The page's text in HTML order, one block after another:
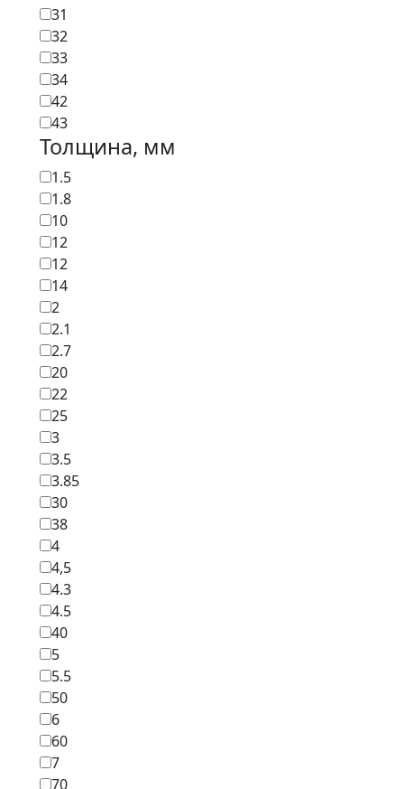
31
32
33
34
42
43
Толщина, мм
1.5
1.8
10
12
12
14
2
2.1
2.7
20
22
25
3
3.5
3.85
30
38
4
4,5
4.3
4.5
40
5
5.5
50
6
60
7
70